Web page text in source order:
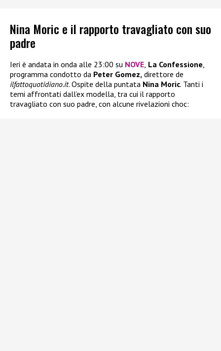
Nina Moric e il rapporto travagliato con suo
padre
Ieri è andata in onda alle 23:00 su NOVE La Confessione
programma condotto da Peter Gomez, direttore de
ilfattoquotidiano.it. Ospite della puntata Nina Moric. Tanti i
temi affrontati dall’ex modella, tra cui il rapporto
travagliato con suo padre, con alcune rivelazioni choc: